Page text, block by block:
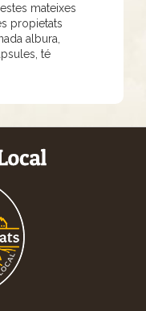
mateixes
propietats
albura,
té